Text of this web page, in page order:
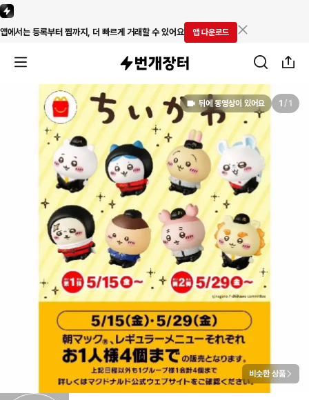
앱에서는 등록부터 찜까지, 더 빠르게 거래할 수 있어요 앱 다운로드
뒤에 동영상이 있어요 1 / 1
비슷한 상품